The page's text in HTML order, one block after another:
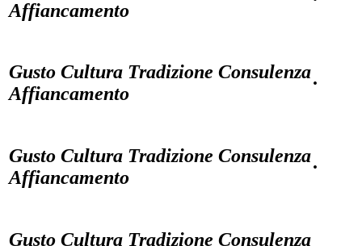
Affiancamento
Gusto Cultura Tradizione Consulenza
Affiancamento
·
Gusto Cultura Tradizione Consulenza
Affiancamento
·
Gusto Cultura Tradizione Consulenza